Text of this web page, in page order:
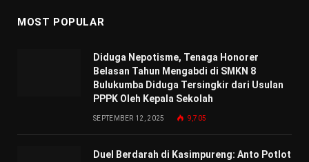
MOST POPULAR
Diduga Nepotisme, Tenaga Honorer
Belasan Tahun Mengabdi di SMKN 8
Bulukumba Diduga Tersingkir dari Usulan
PPPK Oleh Kepala Sekolah
SEPTEMBER 12, 2025 9,705
Duel Berdarah di Kasimpureng: Anto Potlot